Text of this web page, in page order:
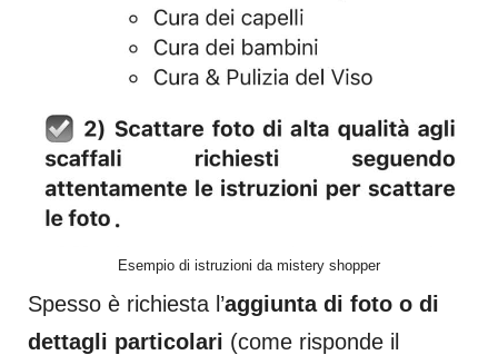
Esempio di istruzioni da mistery shopper
Spesso è richiesta l’aggiunta di foto o di
dettagli particolari (come risponde il